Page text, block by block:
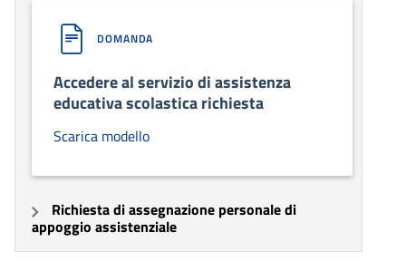
DOMANDA
Accedere al servizio di assistenza
educativa scolastica richiesta
Scarica modello
Richiesta di assegnazione personale di
appoggio assistenziale